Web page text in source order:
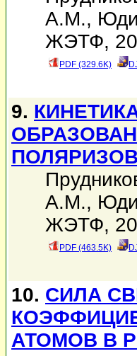
А.М.,
ЖЭТФ,
PDF (329.6K)
9.
А.М.,
ЖЭТФ,
PDF (463.5K)
10. СИЛА
АТОМОВ В